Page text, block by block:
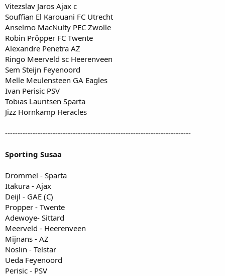
Vitezslav Jaros Ajax c
Souffian El Karouani FC Utrecht
Anselmo MacNulty PEC Zwolle
Robin Pröpper FC Twente
Alexandre Penetra AZ
Ringo Meerveld sc Heerenveen
Sem Steijn Feyenoord
Melle Meulensteen GA Eagles
Ivan Perisic PSV
Tobias Lauritsen Sparta
Jizz Hornkamp Heracles
--------------------------------------------------------------------------
Sporting Susaa
Drommel - Sparta
Itakura - Ajax
Deijl - GAE (C)
Propper - Twente
Adewoye- Sittard
Meerveld - Heerenveen
Mijnans - AZ
Noslin - Telstar
Ueda Feyenoord
Perisic - PSV